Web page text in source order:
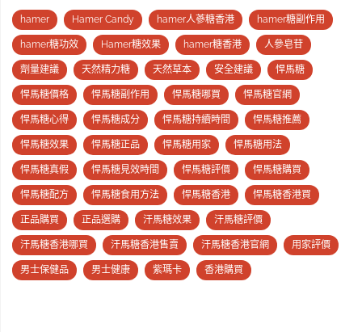
hamer Hamer Candy hamer人蔘糖香港 hamer糖副作用
hamer糖功效 Hamer糖效果 hamer糖香港 人參皂苷
劑量建議 天然精力糖 天然草本 安全建議 悍馬糖
悍馬糖價格 悍馬糖副作用 悍馬糖哪買 悍馬糖官網
悍馬糖心得 悍馬糖成分 悍馬糖持續時間 悍馬糖推薦
悍馬糖效果 悍馬糖正品 悍馬糖用家 悍馬糖用法
悍馬糖真假 悍馬糖見效時間 悍馬糖評價 悍馬糖購買
悍馬糖配方 悍馬糖食用方法 悍馬糖香港 悍馬糖香港買
正品購買 正品選購 汗馬糖效果 汗馬糖評價
汗馬糖香港哪買 汗馬糖香港售賣 汗馬糖香港官網 用家評價
男士保健品 男士健康 紫瑪卡 香港購買